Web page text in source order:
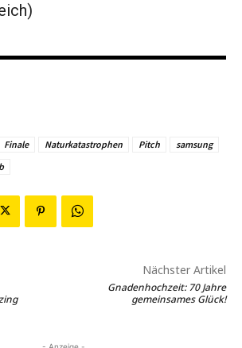
Finale Naturkatastrophen Pitch
samsung
Nächster Artikel
Gnadenhochzeit: 70 Jahre
gemeinsames Glück!